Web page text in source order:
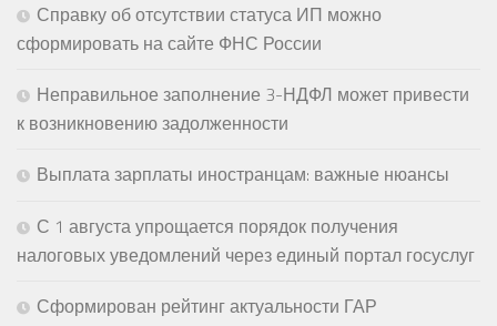
Справку об отсутствии статуса ИП можно
сформировать на сайте ФНС России
Неправильное заполнение 3-НДФЛ может привести
к возникновению задолженности
Выплата зарплаты иностранцам: важные нюансы
С 1 августа упрощается порядок получения
налоговых уведомлений через единый портал госуслуг
Сформирован рейтинг актуальности ГАР